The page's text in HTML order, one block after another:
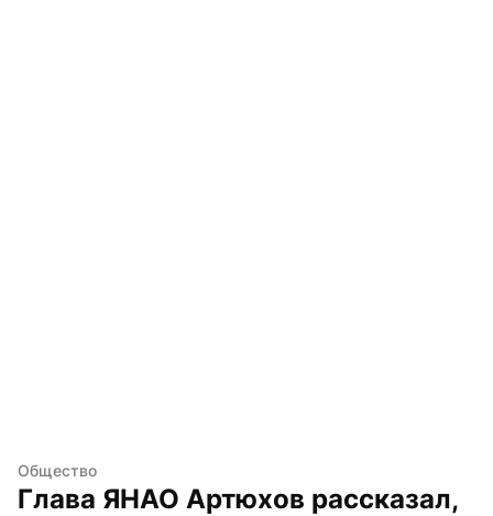
Общество
Глава ЯНАО Артюхов рассказал,